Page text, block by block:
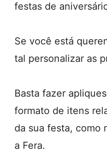
festas de
Se você está
tal personalizar as
Basta fazer
formato de itens
da sua festa, como
a Fera.